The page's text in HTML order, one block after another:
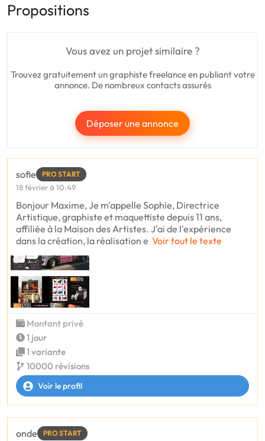
Propositions
Vous avez un projet similaire ?
Trouvez gratuitement un graphiste freelance en publiant votre
annonce. De nombreux contacts assurés
Déposer une annonce
sofie PRO START
18 février à 10:49
Bonjour Maxime, Je m'appelle Sophie, Directrice
Artistique, graphiste et maquettiste depuis 11 ans,
affiliée à la Maison des Artistes. J'ai de l'expérience
dans la création, la réalisation e Voir tout le texte
Montant privé
1 jour
1 variante
10000 révisions
Voir le profil
onde PRO START